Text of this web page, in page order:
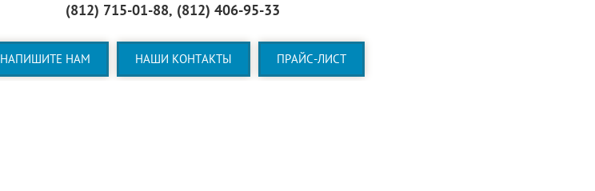
(812) 715-01-88, (812) 406-95-33
НАПИШИТЕ НАМ НАШИ КОНТАКТЫ ПРАЙС-ЛИСТ